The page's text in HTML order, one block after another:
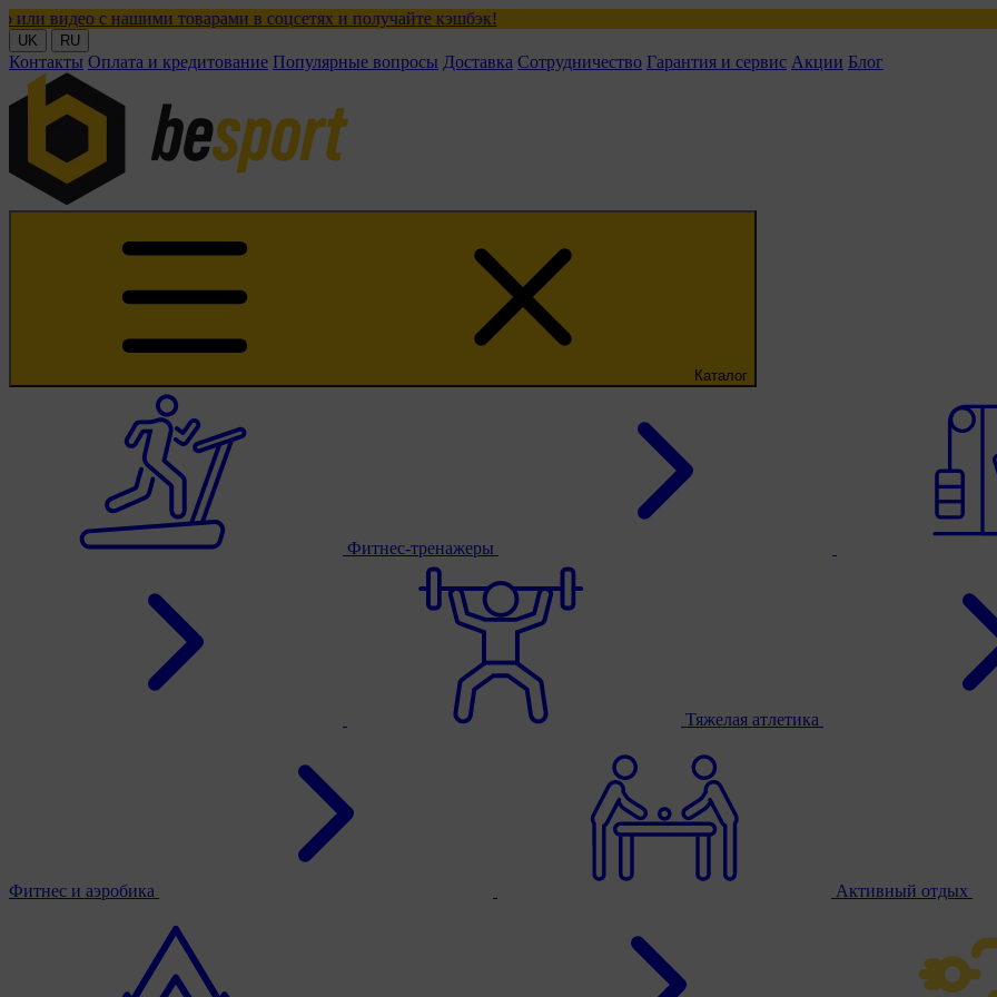
товарами в соцсетях и получайте кэшбэк!
UK RU
Контакты Оплата и кредитование Популярные вопросы Доставка Сотрудничество Гарантия и сервис Акции Блог
Каталог
Фитнес-тренажеры
Тяжелая атлетика
Фитнес и аэробика Активный отдых